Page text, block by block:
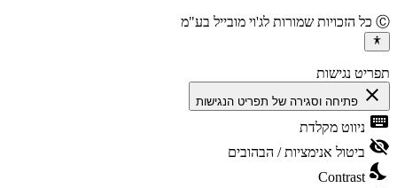
נגישות
פתיחה וסגירה של תפריט הנגישות
ניווט מקלדת
ביטול אנימציות / הבהובים
Contrast